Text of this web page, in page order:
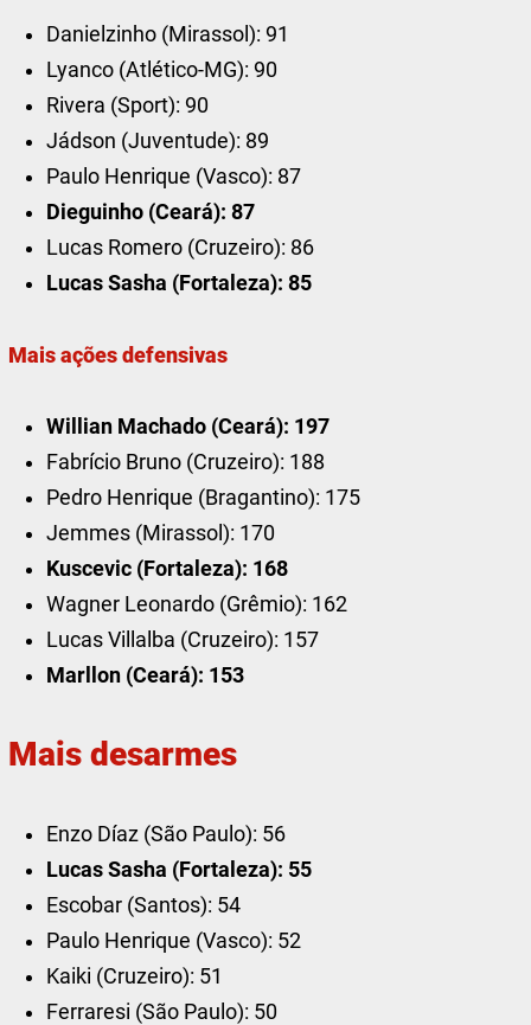
Danielzinho (Mirassol): 91
Lyanco (Atlético-MG): 90
Rivera (Sport): 90
Jádson (Juventude): 89
Paulo Henrique (Vasco): 87
Dieguinho (Ceará): 87
Lucas Romero (Cruzeiro): 86
Lucas Sasha (Fortaleza): 85
Mais ações defensivas
Willian Machado (Ceará): 197
Fabrício Bruno (Cruzeiro): 188
Pedro Henrique (Bragantino): 175
Jemmes (Mirassol): 170
Kuscevic (Fortaleza): 168
Wagner Leonardo (Grêmio): 162
Lucas Villalba (Cruzeiro): 157
Marllon (Ceará): 153
Mais desarmes
Enzo Díaz (São Paulo): 56
Lucas Sasha (Fortaleza): 55
Escobar (Santos): 54
Paulo Henrique (Vasco): 52
Kaiki (Cruzeiro): 51
Ferraresi (São Paulo): 50